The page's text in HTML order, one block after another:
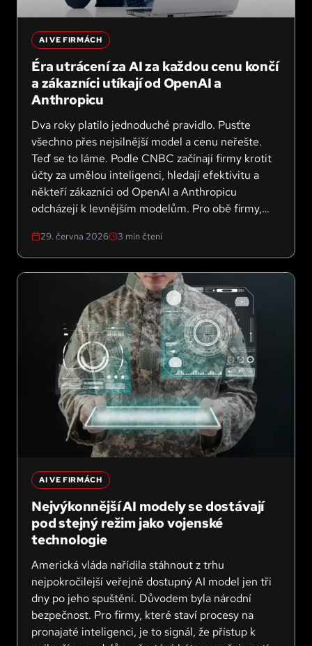
AI VE FIRMÁCH
Éra utrácení za AI za každou cenu končí
a zákazníci utíkají od OpenAI a
Anthropicu
Dva roky platilo jednoduché pravidlo. Pusťte
všechno přes nejsilnější model a cenu neřešte.
Teď se to láme. Podle CNBC začínají firmy krotit
účty za umělou inteligenci, hledají efektivitu a
někteří zákazníci od OpenAI a Anthropicu
odcházejí k levnějším modelům. Pro obě firmy,
nejrychlejšího růstu. A pro vaši firmu jasná lekce,
jak k AI přistupovat.
29. června 2026 3 min čtení
AI VE FIRMÁCH
Nejvýkonnější AI modely se dostávají
pod stejný režim jako vojenské
technologie
Americká vláda nařídila stáhnout z trhu
nejpokročilejší veřejně dostupný AI model jen tři
dny po jeho spuštění. Důvodem byla národní
bezpečnost. Pro firmy, které staví procesy na
pronajaté inteligenci, je to signál, že přístup k